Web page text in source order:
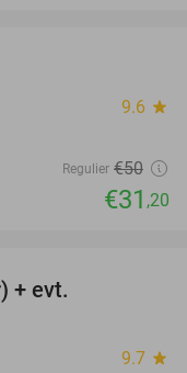
9.6 star
Regulier €50
€31 ,20
+ evt.
9.7 star